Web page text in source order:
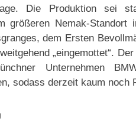
Die Produktion sei
größeren Nemak-
dem Ersten
„eingemottet“.
Unternehmen
sodass derzeit kaum noch